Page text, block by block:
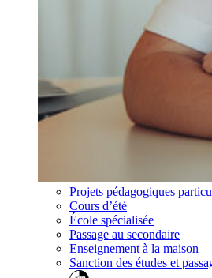
Projets pédagogiques
Cours d’été
École spécialisée
Passage au secondaire
Enseignement à la maison
Sanction des études et